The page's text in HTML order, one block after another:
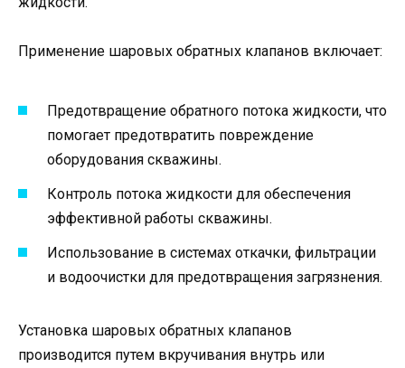
Применение шаровых обратных клапанов включает:
Предотвращение обратного потока жидкости, что
помогает предотвратить повреждение
оборудования скважины.
Контроль потока жидкости для обеспечения
эффективной работы скважины.
Использование в системах откачки, фильтрации
и водоочистки для предотвращения загрязнения.
Установка шаровых обратных клапанов
производится путем вкручивания внутрь или